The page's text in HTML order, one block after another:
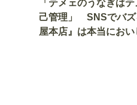
「テメェのうなぎは
己管理」 SNSでバズ
屋本店』は本当におい